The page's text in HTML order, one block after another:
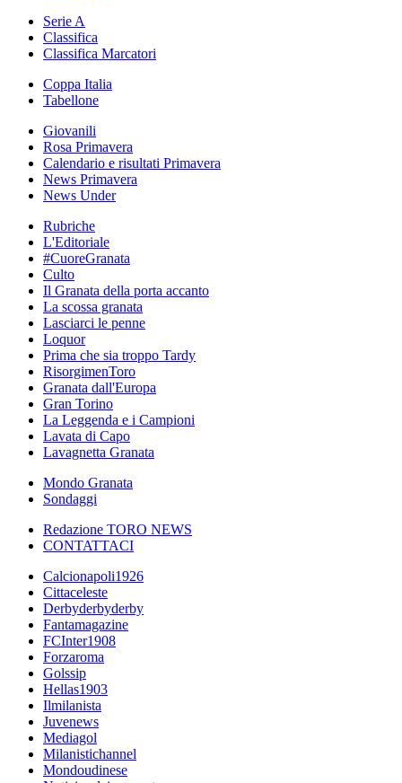
Serie A
Classifica
Classifica Marcatori
Coppa Italia
Tabellone
Giovanili
Rosa Primavera
Calendario e risultati Primavera
News Primavera
News Under
Rubriche
L'Editoriale
#CuoreGranata
Culto
Il Granata della porta accanto
La scossa granata
Lasciarci le penne
Loquor
Prima che sia troppo Tardy
RisorgimenToro
Granata dall'Europa
Gran Torino
La Leggenda e i Campioni
Lavata di Capo
Lavagnetta Granata
Mondo Granata
Sondaggi
Redazione TORO NEWS
CONTATTACI
Calcionapoli1926
Cittaceleste
Derbyderbyderby
Fantamagazine
FCInter1908
Forzaroma
Golssip
Hellas1903
Ilmilanista
Juvenews
Mediagol
Milanistichannel
Mondoudinese